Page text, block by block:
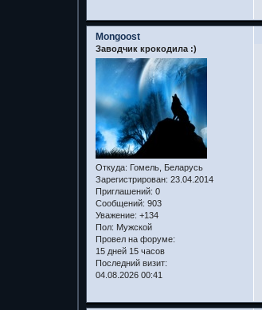
Mongoost
Заводчик крокодила :)
Откуда: Гомель, Беларусь
Зарегистрирован: 23.04.2014
Приглашений: 0
Сообщений: 903
Уважение: +134
Пол: Мужской
Провел на форуме:
15 дней 15 часов
Последний визит:
04.08.2026 00:41